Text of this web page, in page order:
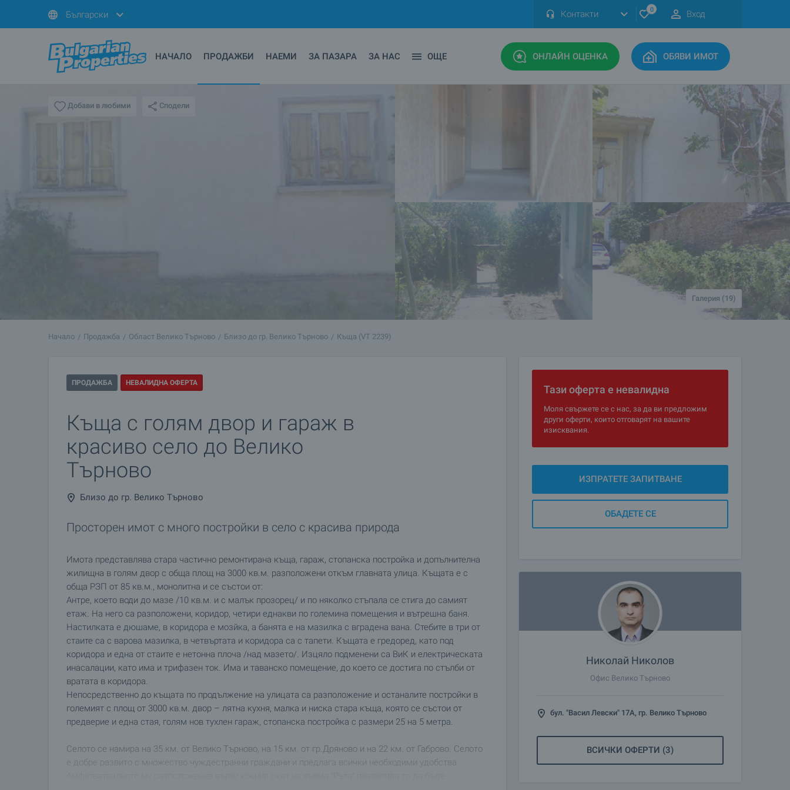
Български Контакти 0 Вход
НАЧАЛО ПРОДАЖБИ НАЕМИ ЗА ПАЗАРА ЗА НАС ОЩЕ ОНЛАЙН ОЦЕНКА ОБЯВИ ИМОТ
Добави в любими Сподели
Галерия (19)
Начало Продажба Област Велико Търново Близо до гр. Велико Търново Къща (VT 2239)
ПРОДАЖБА НЕВАЛИДНА ОФЕРТА
Къща с голям двор и гараж в
красиво село до Велико
Търново
Близо до гр. Велико Търново
Просторен имот с много постройки в село с красива природа
Имота представлява стара частично ремонтирана къща, гараж, стопанска постройка и допълнителна
жилищна в голям двор с обща площ на 3000 кв.м. разположени откъм главната улица. Къщата е с
обща РЗП от 85 кв.м., монолитна и се състои от:
Антре, което води до мазе /10 кв.м. и с малък прозорец/ и по няколко стъпала се стига до самият
етаж. На него са разположени, коридор, четири еднакви по големина помещения и вътрешна баня.
Настилката е дюшаме, в коридора е мозйка, а банята е на мазилка с вградена вана. Стебите в три от
стаите са с варова мазилка, в четвъртата и коридора са с тапети. Къщата е гредоред, като под
коридора и една от стаите е нетонна плоча /над мазето/. Изцяло подменени са ВиК и електрическата
инасалации, като има и трифазен ток. Има и таванско помещение, до което се достига по стълби от
вратата в коридора.
Непосредственно до къщата по продължение на улицата са разположение и останалите постройки в
големият с площ от 3000 кв.м. двор – лятна кухня, малка и ниска стара къща, която се състои от
предверие и една стая, голям нов тухлен гараж, стопанска постройка с размери 25 на 5 метра.
Селото се намира на 35 км. от Велико Търново, на 15 км. от гр.Дряново и на 22 км. от Габрово. Селото
е добре развито с множество чуждестранни граждани и предлага всички необходими удобства.
Тази оферта е невалидна
Моля свържете се с нас, за да ви предложим
други оферти, които отговарят на вашите
изисквания.
ИЗПРАТЕТЕ ЗАПИТВАНЕ
ОБАДЕТЕ СЕ
Николай Николов
Офис Велико Търново
бул. "Васил Левски" 17А, гр. Велико Търново
ВСИЧКИ ОФЕРТИ (3)